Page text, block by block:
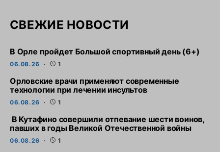
СВЕЖИЕ НОВОСТИ
В Орле пройдет Большой спортивный день (6+)
06.08.26 1
Орловские врачи применяют современные
технологии при лечении инсультов
06.08.26 1
В Кутафино совершили отпевание шести воинов,
павших в годы Великой Отечественной войны
06.08.26 1